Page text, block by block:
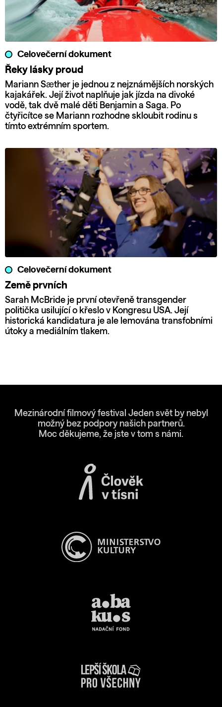
Celovečerní dokument
Řeky lásky proud
Mariann Sæther je jednou z nejznámějších norských
kajakářek. Její život naplňuje jak jízda na divoké
vodě, tak dvě malé děti Benjamin a Saga. Po
čtyřicítce se Mariann rozhodne skloubit rodinu s
tímto extrémním sportem.
Celovečerní dokument
Země prvních
Sarah McBride je první otevřeně transgender
politička usilující o křeslo v Kongresu USA. Její
historická kandidatura je ale lemována transfobními
útoky a mediálním tlakem.
Mezinárodní filmový festival Jeden svět by nebyl
možný bez podpory našich partnerů.
Moc děkujeme, že jste v tom s námi.